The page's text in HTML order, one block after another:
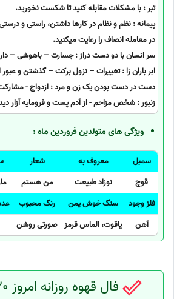
تبر : با مشکلات مقابله کنید تا شکست نخورید.
پیمانه : نظم و نظام در کارها داشتن، راستی و
در معامله انصاف را رعایت میکنید.
سر انسان با دو دست دراز : جسارت – باهوشی –
ابر باران زا : تغییرات – نزول برکت – گذشتن و عبور
دست در دست بودن یک زن و مرد : ازدواج -
زنبور : شخص مزاحم - از آدم پست و فرومایه آزار
ویژگی های متولدین فروردین ماه :
سمبل معروف به شعار
قوچ
نوزاد طبیعت من هستم
فلز وجود
سنگ خوش یمن رنگ محبوب
آهن
یاقوت، الماس قرمز صورتی روشن